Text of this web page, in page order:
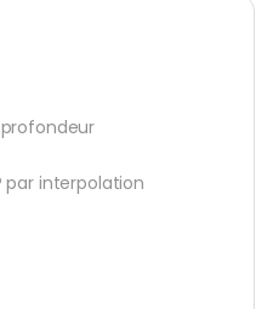
par interpolation